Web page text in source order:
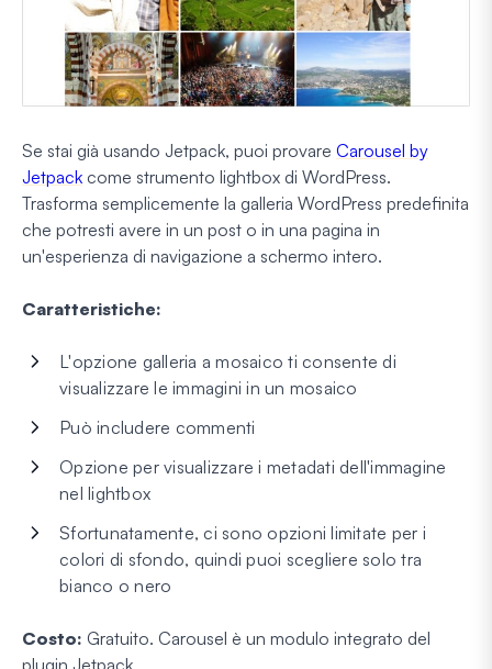
Se stai già usando Jetpack, puoi provare Carousel by
Jetpack come strumento lightbox di WordPress.
Trasforma semplicemente la galleria WordPress predefinita
che potresti avere in un post o in una pagina in
un'esperienza di navigazione a schermo intero.
Caratteristiche:
L'opzione galleria a mosaico ti consente di
visualizzare le immagini in un mosaico
Può includere commenti
Opzione per visualizzare i metadati dell'immagine
nel lightbox
Sfortunatamente, ci sono opzioni limitate per i
colori di sfondo, quindi puoi scegliere solo tra
bianco o nero
Costo: Gratuito. Carousel è un modulo integrato del
plugin Jetpack.